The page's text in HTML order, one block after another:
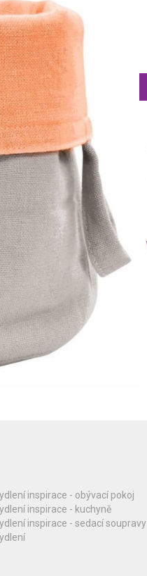
inspirace - obývací pokoj
inspirace - kuchyně
inspirace - sedací soupravy